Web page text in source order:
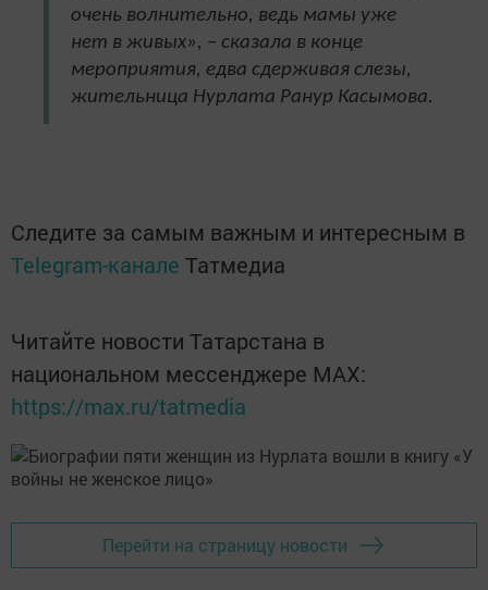
очень волнительно, ведь мамы уже
нет в живых», – сказала в конце
мероприятия, едва сдерживая слезы,
жительница Нурлата Ранур Касымова.
Следите за самым важным и интересным в
Telegram-канале Татмедиа
Читайте новости Татарстана в
национальном мессенджере MАХ:
https://max.ru/tatmedia
Перейти на страницу новости